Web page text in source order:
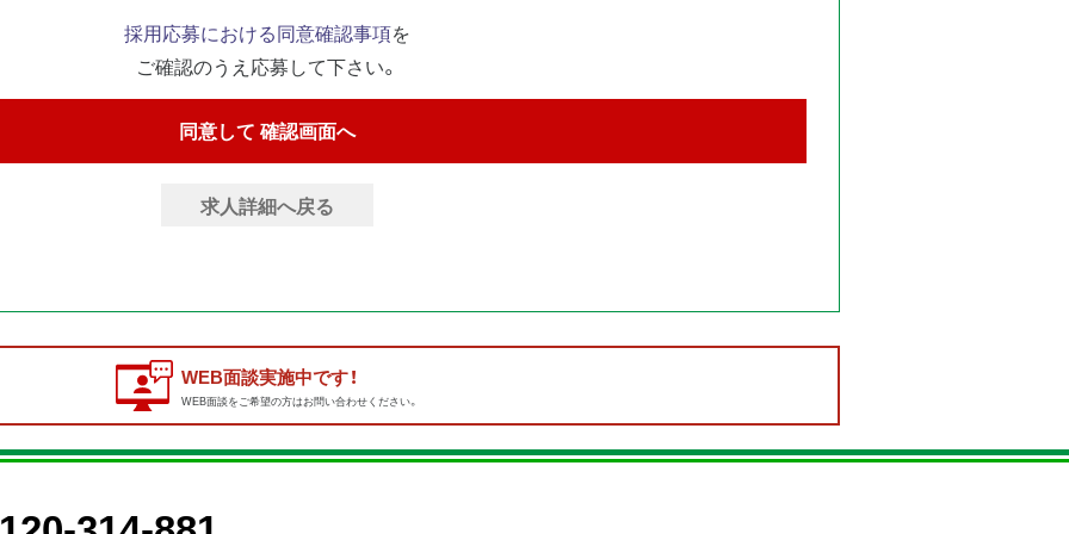
採用応募における同意確認事項を
ご確認のうえ応募して下さい。
求人詳細へ戻る
WEB面談実施中です！
WEB面談をご希望の方はお問い合わせください。